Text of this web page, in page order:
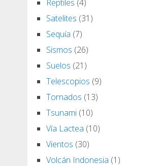
Reptiles (4)
Satelites (31)
Sequía (7)
Sismos (26)
Suelos (21)
Telescopios (9)
Tornados (13)
Tsunami(10)
Vía Lactea (10)
Vientos (30)
Volcán Indonesia (1)